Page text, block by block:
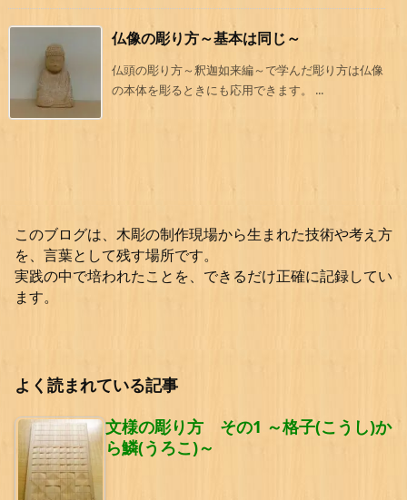
仏像の彫り方～基本は同じ～
仏頭の彫り方～釈迦如来編～で学んだ彫り方は仏像
の本体を彫るときにも応用できます。 ...
このブログは、木彫の制作現場から生まれた技術や考え方
を、言葉として残す場所です。
実践の中で培われたことを、できるだけ正確に記録してい
ます。
よく読まれている記事
文様の彫り方 その1 ～格子(こうし)か
ら鱗(うろこ)～